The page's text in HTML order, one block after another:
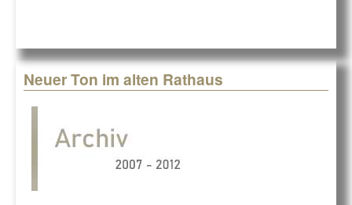
Neuer Ton im alten Rathaus